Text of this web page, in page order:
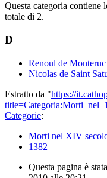
Questa categoria contiene
totale di 2.
D
Renoul de Monteruc
Nicolas de Saint
Estratto da "https://
Categorie:
Morti nel XIV
1382
Questa pagina è